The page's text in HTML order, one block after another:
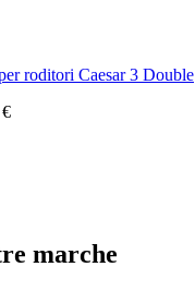
roditori Caesar 3 Double
marche